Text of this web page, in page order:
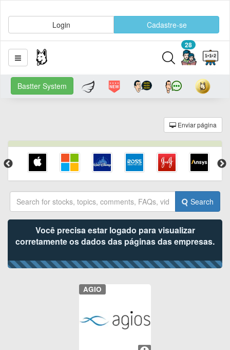
Login Cadastre-se
28
Bastter System
Enviar página
Search
Você precisa estar logado para visualizar
corretamente os dados das páginas das empresas.
AGIO